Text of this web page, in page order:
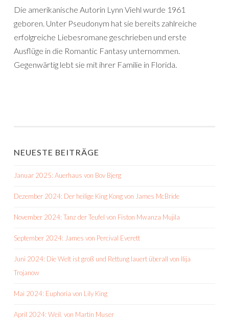
Die amerikanische Autorin Lynn Viehl wurde 1961
geboren. Unter Pseudonym hat sie bereits zahlreiche
erfolgreiche Liebesromane geschrieben und erste
Ausflüge in die Romantic Fantasy unternommen.
Gegenwärtig lebt sie mit ihrer Familie in Florida.
NEUESTE BEITRÄGE
Januar 2025: Auerhaus von Bov Bjerg
Dezember 2024: Der heilige King Kong von James McBride
November 2024: Tanz der Teufel von Fiston Mwanza Mujila
September 2024: James von Percival Everett
Juni 2024: Die Welt ist groß und Rettung lauert überall von Ilija
Trojanow
Mai 2024: Euphoria von Lily King
April 2024: Weil. von Martin Muser